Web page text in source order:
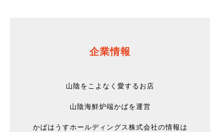
企業情報
山陰をこよなく愛するお店
山陰海鮮炉端かばを運営
かばはうすホールディングス株式会社の情報は